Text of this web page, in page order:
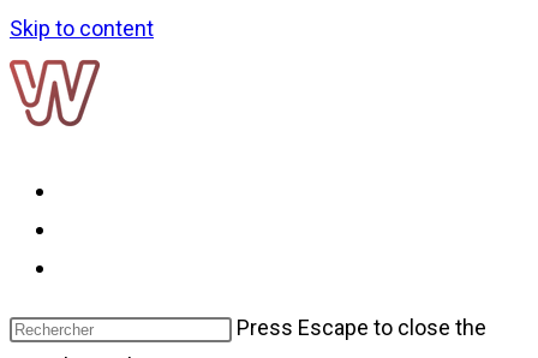
Skip to content
Press Escape to close the